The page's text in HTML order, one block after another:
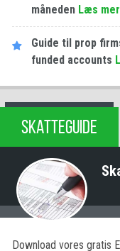
måneden Læs
Guide til prop
funded accounts
SKATTEGUIDE
Download vores gratis